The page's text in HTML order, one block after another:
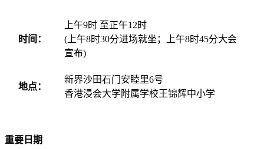
时间：
上午9时 至正午12时
(上午8时30分进场就坐；上午8时45分大会
宣布)
地点：
新界沙田石门安睦里6号
香港浸会大学附属学校王锦辉中小学
重要日期